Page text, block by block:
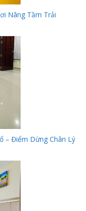
Nâng Tầm Trải
– Điểm Dừng Chân Lý